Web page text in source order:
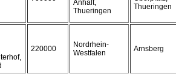
Anhalt,
Thueringen
Thueringen
220000
Nordrhein-
Westfalen
Arnsberg